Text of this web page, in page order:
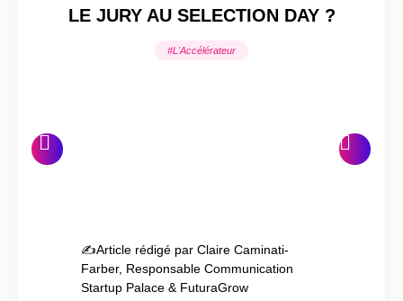
LE JURY AU SELECTION DAY ?
#L'Accélérateur
✍Article rédigé par Claire Caminati-
Farber, Responsable Communication
Startup Palace & FuturaGrow